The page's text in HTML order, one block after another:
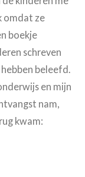
omdat ze
boekje
schreven
beleefd.
en mijn
nam,
kwam: